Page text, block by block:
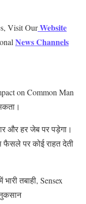
Visit OurWebsite
News Channels
on Common Man
और हर जेब पर पड़ेगा।
फैसले पर कोई राहत देती
तबाही, Sensex